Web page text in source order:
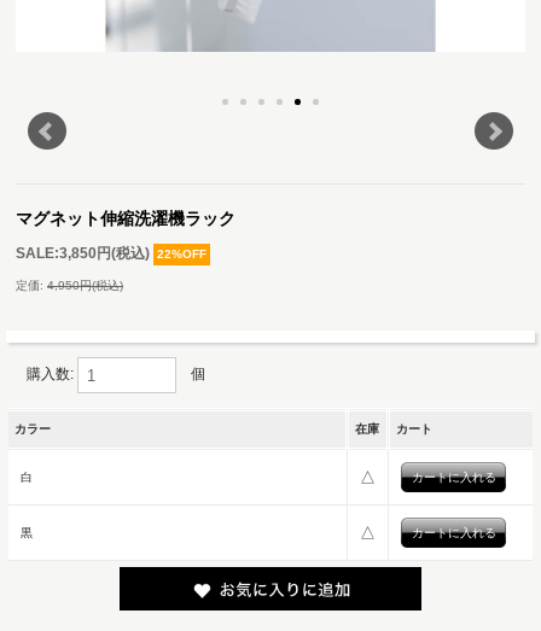
マグネット伸縮洗濯機ラック
SALE:3,850円(税込) 22%OFF
定価: 4,950円(税込)
購入数: 個
カラー 在庫 カート
白 △
黒 △